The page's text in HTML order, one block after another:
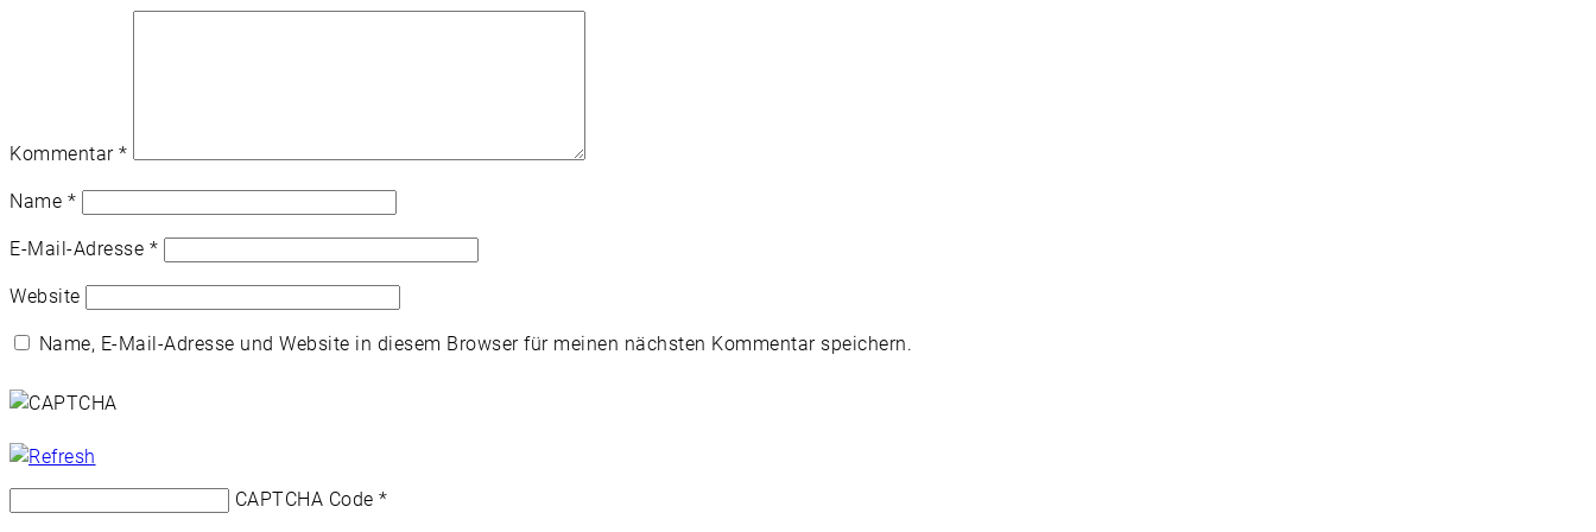
Kommentar *
Name *
E-Mail-Adresse *
Website
Name, E-Mail-Adresse und Website in diesem Browser für meinen nächsten Kommentar speichern.
CAPTCHA Code *